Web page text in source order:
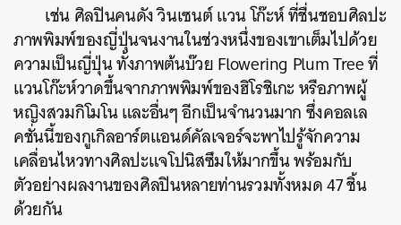
เช่น ศิลปินคนดัง วินเซนต์ แวน โก๊ะห์ ที่ชื่นชอบศิลปะ
ภาพพิมพ์ของญี่ปุ่นจนงานในช่วงหนึ่งของเขาเต็มไปด้วย
ความเป็นญี่ปุ่น ทั้งภาพต้นบ๊วย Flowering Plum Tree ที่
แวนโก๊ะห์วาดขึ้นจากภาพพิมพ์ของฮิโรชิเกะ หรือภาพผู้
หญิงสวมกิโมโน และอื่นๆ อีกเป็นจำนวนมาก ซึ่งคอลเล
คชั่นนี้ของกูเกิลอาร์ตแอนด์คัลเจอร์จะพาไปรู้จักความ
เคลื่อนไหวทางศิลปะแจโปนิสซึมให้มากขึ้น พร้อมกับ
ตัวอย่างผลงานของศิลปินหลายท่านรวมทั้งหมด 47 ชิ้น
ด้วยกัน